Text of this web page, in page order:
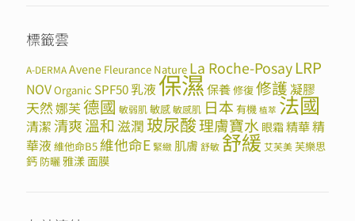
標籤雲
A-DERMAAvene Fleurance Nature La Roche-PosayLRP
NOVOrganic SPF50乳液保濕保養修復修護凝膠
天然娜芙德國 敏弱肌敏感敏感肌 日本 有機 植萃 法國
清潔清爽溫和 滋潤 玻尿酸理膚寶水 眼霜精華精
華液維他命B5 維他命E 緊緻 肌膚 舒敏 舒緩 艾芙美芙樂思
鈣 防曬雅漾面膜